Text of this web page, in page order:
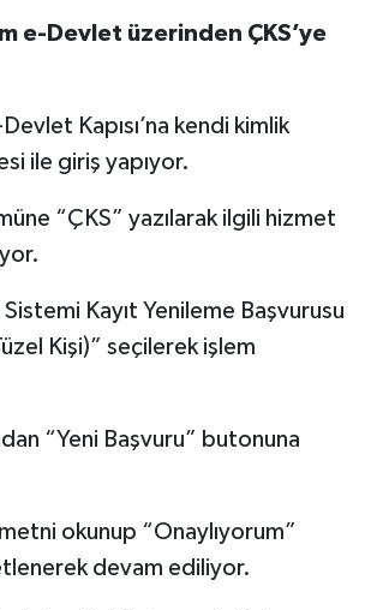
e-Devlet üzerinden ÇKS’ye
Kapısı’na kendi kimlik
ile giriş yapıyor.
“ÇKS” yazılarak ilgili hizmet
Kayıt Yenileme Başvurusu
Kişi)” seçilerek işlem
“Yeni Başvuru” butonuna
okunup “Onaylıyorum”
devam ediliyor.